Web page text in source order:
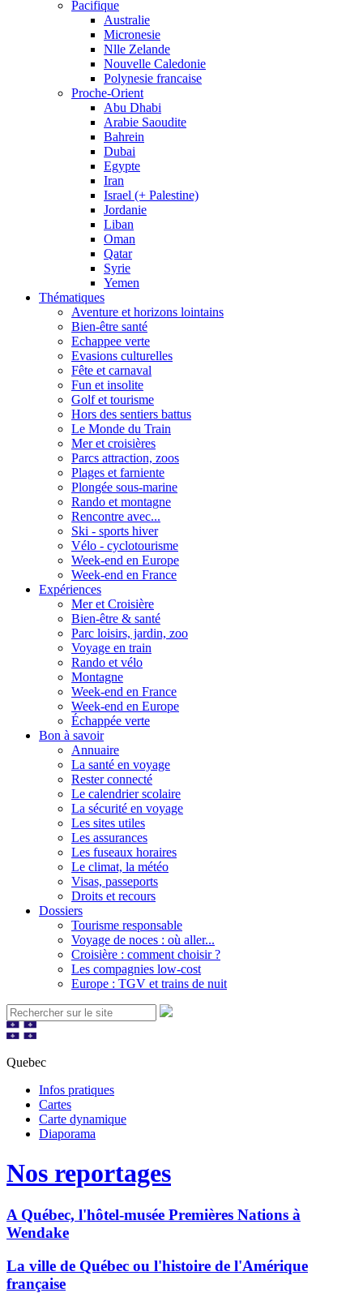
Pacifique
Australie
Micronesie
Nlle Zelande
Nouvelle Caledonie
Polynesie francaise
Proche-Orient
Abu Dhabi
Arabie Saoudite
Bahrein
Dubai
Egypte
Iran
Israel (+ Palestine)
Jordanie
Liban
Oman
Qatar
Syrie
Yemen
Thématiques
Aventure et horizons lointains
Bien-être santé
Echappee verte
Evasions culturelles
Fête et carnaval
Fun et insolite
Golf et tourisme
Hors des sentiers battus
Le Monde du Train
Mer et croisières
Parcs attraction, zoos
Plages et farniente
Plongée sous-marine
Rando et montagne
Rencontre avec...
Ski - sports hiver
Vélo - cyclotourisme
Week-end en Europe
Week-end en France
Expériences
Mer et Croisière
Bien-être & santé
Parc loisirs, jardin, zoo
Voyage en train
Rando et vélo
Montagne
Week-end en France
Week-end en Europe
Échappée verte
Bon à savoir
Annuaire
La santé en voyage
Rester connecté
Le calendrier scolaire
La sécurité en voyage
Les sites utiles
Les assurances
Les fuseaux horaires
Le climat, la météo
Visas, passeports
Droits et recours
Dossiers
Tourisme responsable
Voyage de noces : où aller...
Croisière : comment choisir ?
Les compagnies low-cost
Europe : TGV et trains de nuit
Quebec
Infos pratiques
Cartes
Carte dynamique
Diaporama
Nos reportages
A Québec, l'hôtel-musée Premières Nations à
Wendake
La ville de Québec ou l'histoire de l'Amérique
française